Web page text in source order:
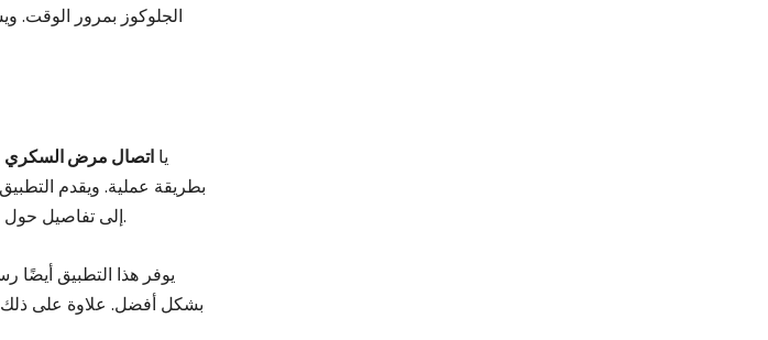
الجلوكوز بمرور الوقت.
يا اتصال مرض السكري
بطريقة عملية. ويقدم
إلى تفاصيل حول الوجبات والأدوية. الواجهة بسيطة، مما يجعل الاستخدام اليومي أكثر متعة وعملية.
يوفر هذا التطبيق أيضًا
بشكل أفضل. علاوة على